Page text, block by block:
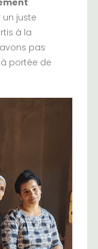
juste
à la
pas
portée de